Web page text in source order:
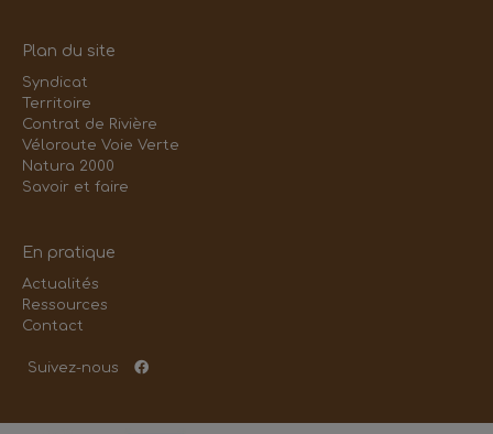
Plan du site
Syndicat
Territoire
Contrat de Rivière
Véloroute Voie Verte
Natura 2000
Savoir et faire
En pratique
Actualités
Ressources
Contact
Suivez-nous